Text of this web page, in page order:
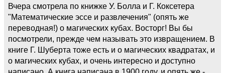
Вчера смотрела по книжке У. Болла и Г. Коксетера
"Математические эссе и развлечения" (опять же
переводная!) о магических кубах. Восторг! Вы бы
посмотрели, прежде чем называть это извращением. В
книге Г. Шуберта тоже есть и о магических квадратах, и
о магических кубах, и очень интересно и доступно